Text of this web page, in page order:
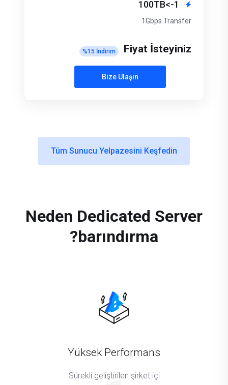
İndirim
15
% Fiyat İsteyiniz
Bize Ulaşın
1->100TB
1Gbps Transfer
Tüm Sunucu Yelpazesini Keşfedin
Neden Dedicated Server
barındırma?
Yüksek Performans
Sürekli geliştirilen şirket içi